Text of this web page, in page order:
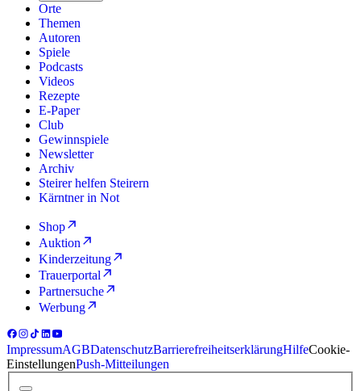
Orte
Themen
Autoren
Spiele
Podcasts
Videos
Rezepte
E-Paper
Club
Gewinnspiele
Newsletter
Archiv
Steirer helfen Steirern
Kärntner in Not
Shop
Auktion
Kinderzeitung
Trauerportal
Partnersuche
Werbung
ImpressumAGBDatenschutzBarrierefreiheitserklärungHilfeCookie-
EinstellungenPush-Mitteilungen